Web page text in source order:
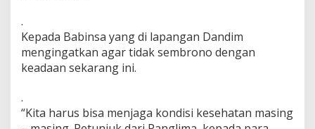
g
B
g
a
n
.
Kepada Babinsa yang di lapangan Dandim
mengingatkan agar tidak sembrono dengan
keadaan sekarang ini.
.
“Kita harus bisa menjaga kondisi kesehatan masing